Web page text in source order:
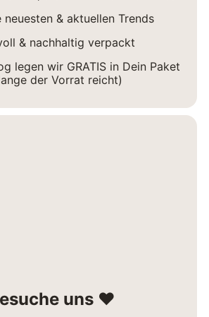
neuesten & aktuellen Trends
& nachhaltig verpackt
legen wir GRATIS in Dein Paket
der Vorrat reicht)
uns ❤